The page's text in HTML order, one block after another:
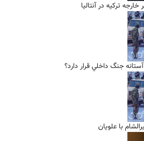
ترکیه در آنتالیا
جنگ داخلي قرار دارد؟
با علویان